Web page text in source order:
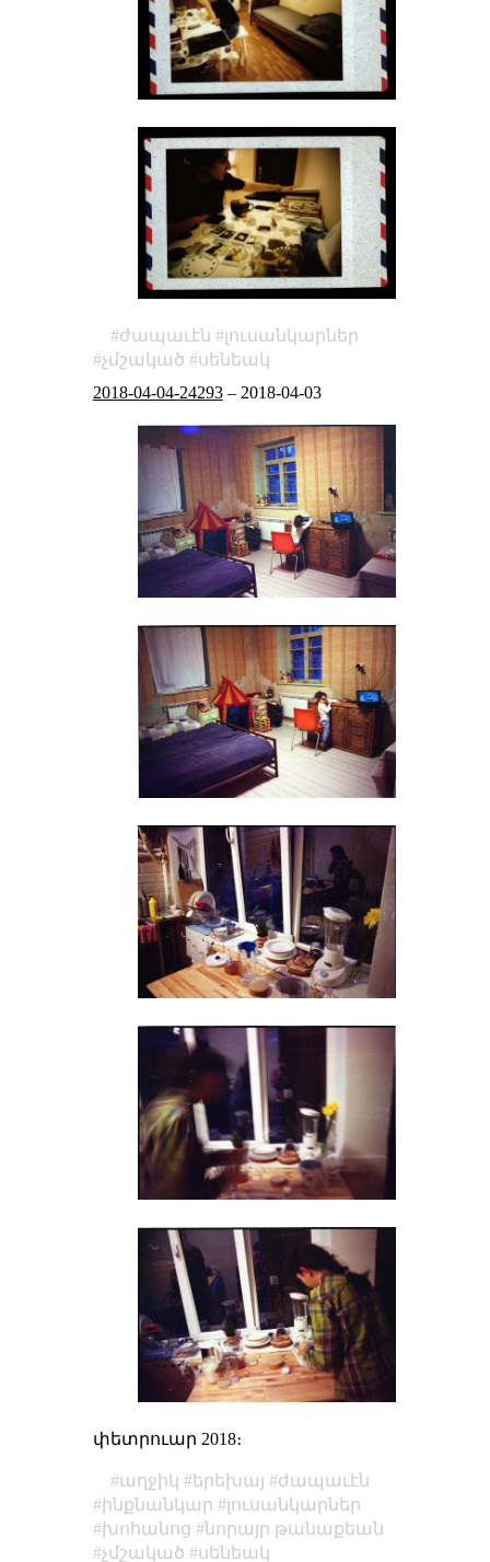
ժապաւէն
լուսանկարներ
չմշակած
սենեակ
2018-04-04-24293– 2018-04-03
փետրուար 2018։
աղջիկ երեխայ
ժապաւէն
ինքնանկար
լուսանկարներ
խոհանոց
նորայր թանաքեան
չմշակած
սենեակ